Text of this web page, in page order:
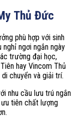
Thủ Đức
phù hợp với sinh
ngơi ngắn ngày
trường đại học,
hay Vincom Thủ
chuyển và giải trí.
nhu cầu lưu trú ngắn
ưu tiên chất lượng